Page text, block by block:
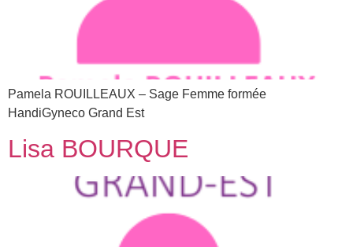
Pamela ROUILLEAUX – Sage Femme formée
HandiGyneco Grand Est
Lisa BOURQUE